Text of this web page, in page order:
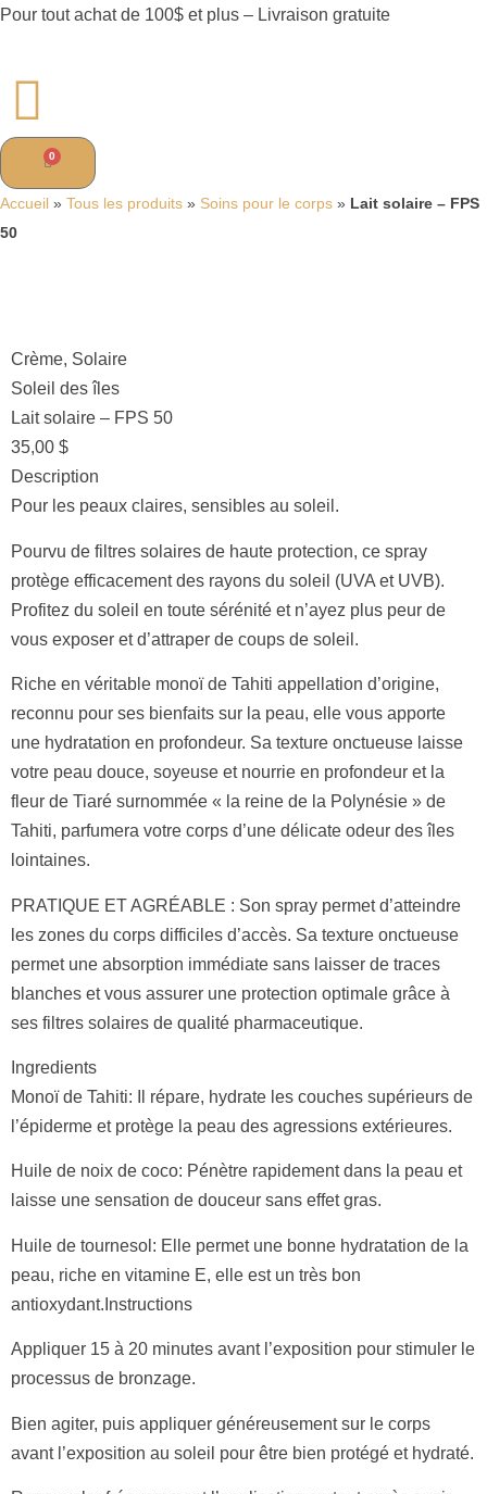
Pour tout achat de 100$ et plus – Livraison gratuite
0
Accueil » Tous les produits » Soins pour le corps » Lait solaire – FPS
50
Crème, Solaire
Soleil des îles
Lait solaire – FPS 50
35,00 $
Description
Pour les peaux claires, sensibles au soleil.
Pourvu de filtres solaires de haute protection, ce spray
protège efficacement des rayons du soleil (UVA et UVB).
Profitez du soleil en toute sérénité et n’ayez plus peur de
vous exposer et d’attraper de coups de soleil.
Riche en véritable monoï de Tahiti appellation d’origine,
reconnu pour ses bienfaits sur la peau, elle vous apporte
une hydratation en profondeur. Sa texture onctueuse laisse
votre peau douce, soyeuse et nourrie en profondeur et la
fleur de Tiaré surnommée « la reine de la Polynésie » de
Tahiti, parfumera votre corps d’une délicate odeur des îles
lointaines.
PRATIQUE ET AGRÉABLE : Son spray permet d’atteindre
les zones du corps difficiles d’accès. Sa texture onctueuse
permet une absorption immédiate sans laisser de traces
blanches et vous assurer une protection optimale grâce à
ses filtres solaires de qualité pharmaceutique.
Ingredients
Monoï de Tahiti: Il répare, hydrate les couches supérieurs de
l’épiderme et protège la peau des agressions extérieures.
Huile de noix de coco: Pénètre rapidement dans la peau et
laisse une sensation de douceur sans effet gras.
Huile de tournesol: Elle permet une bonne hydratation de la
peau, riche en vitamine E, elle est un très bon
antioxydant.Instructions
Appliquer 15 à 20 minutes avant l’exposition pour stimuler le
processus de bronzage.
Bien agiter, puis appliquer généreusement sur le corps
avant l’exposition au soleil pour être bien protégé et hydraté.